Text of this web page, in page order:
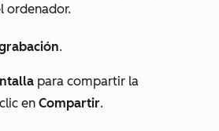
ordenador.
.
para compartir la
en Compartir.